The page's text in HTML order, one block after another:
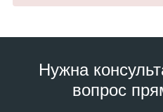
Нужна
вопрос